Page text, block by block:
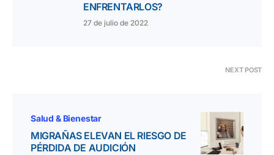
ENFRENTARLOS?
27 de julio de 2022
NEXT POST
Salud & Bienestar
MIGRAÑAS ELEVAN EL RIESGO DE
PÉRDIDA DE AUDICIÓN